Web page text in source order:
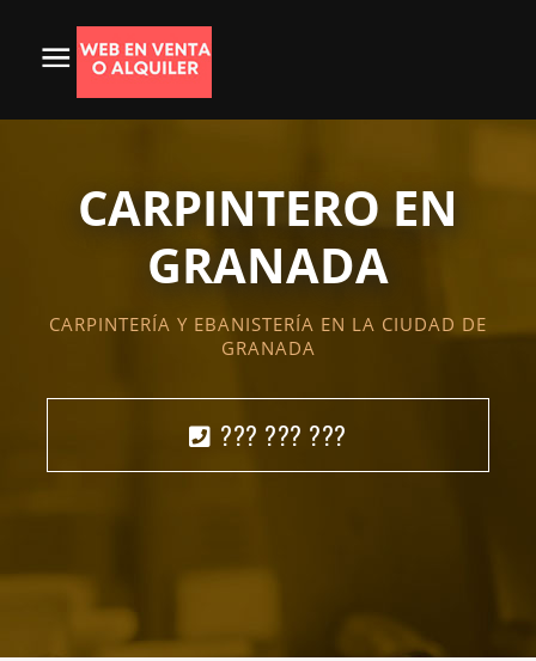
CARPINTERO EN
GRANADA
CARPINTERÍA Y EBANISTERÍA EN LA CIUDAD DE
GRANADA
??? ??? ???